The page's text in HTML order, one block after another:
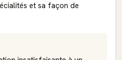
et sa façon de